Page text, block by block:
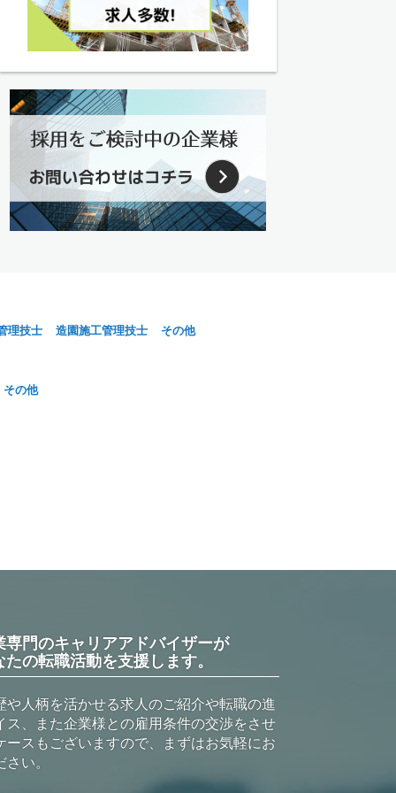
理技士 造園施工管理技士 その他
その他
専門のキャリアアドバイザーが
たの転職活動を支援します。
や人柄を活かせる求人のご紹介や転職の進
ス、また企業様との雇用条件の交渉をさせ
ースもございますので、まずはお気軽にお
い。